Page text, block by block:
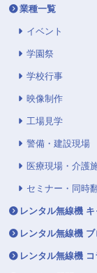
業種一覧
イベント
学園祭
学校行事
映像制作
工場見学
警備・建設現場
医療現場・介護
セミナー・同時
レンタル無線機
レンタル無線機 ブ
レンタル無線機 コ